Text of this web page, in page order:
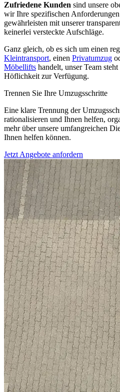
Zufriedene Kunden sind unsere
wir Ihre spezifischen
gewährleisten mit unserer
keinerlei versteckte Aufschläge.
Ganz gleich, ob es sich um einen
Kleintransport, einen Privatumzug
Möbellifts handelt, unser Team
Höflichkeit zur Verfügung.
Trennen Sie Ihre Umzugsschritte
Eine klare Trennung der
rationalisieren und Ihnen helfen,
mehr über unsere umfangreichen
Ihnen helfen können.
Jetzt Angebote anfordern